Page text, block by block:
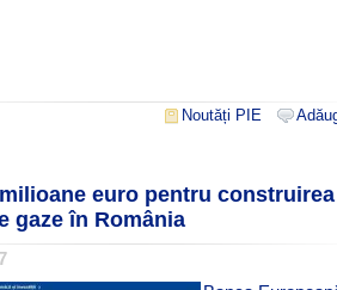
Noutăți PIE
euro pentru
gaze în România